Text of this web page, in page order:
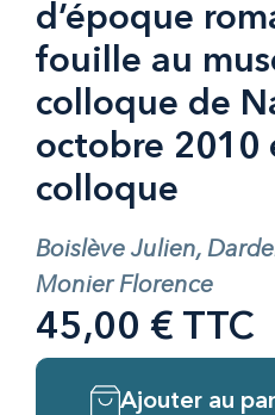
d’époque
fouille au
colloque de
octobre 2010
colloque
Boislève Julien,
Monier Florence
45,00 € TTC
Ajouter au